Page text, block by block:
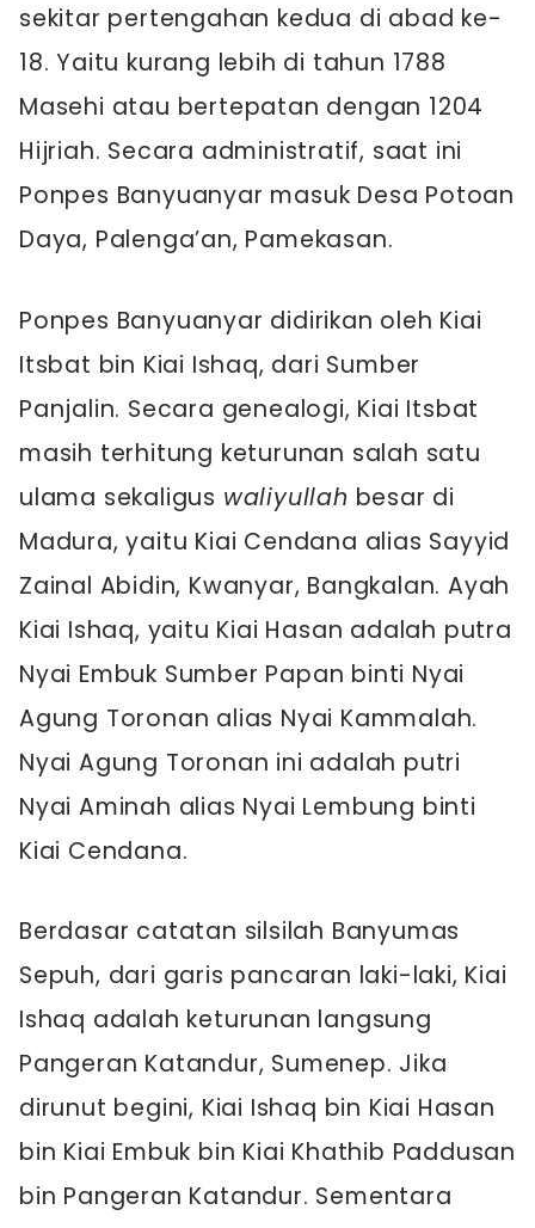
sekitar pertengahan kedua di abad ke-
18. Yaitu kurang lebih di tahun 1788
Masehi atau bertepatan dengan 1204
Hijriah. Secara administratif, saat ini
Ponpes Banyuanyar masuk Desa Potoan
Daya, Palenga’an, Pamekasan.
Ponpes Banyuanyar didirikan oleh Kiai
Itsbat bin Kiai Ishaq, dari Sumber
Panjalin. Secara genealogi, Kiai Itsbat
masih terhitung keturunan salah satu
ulama sekaligus waliyullah besar di
Madura, yaitu Kiai Cendana alias Sayyid
Zainal Abidin, Kwanyar, Bangkalan. Ayah
Kiai Ishaq, yaitu Kiai Hasan adalah putra
Nyai Embuk Sumber Papan binti Nyai
Agung Toronan alias Nyai Kammalah.
Nyai Agung Toronan ini adalah putri
Nyai Aminah alias Nyai Lembung binti
Kiai Cendana.
Berdasar catatan silsilah Banyumas
Sepuh, dari garis pancaran laki-laki, Kiai
Ishaq adalah keturunan langsung
Pangeran Katandur, Sumenep. Jika
dirunut begini, Kiai Ishaq bin Kiai Hasan
bin Kiai Embuk bin Kiai Khathib Paddusan
bin Pangeran Katandur. Sementara